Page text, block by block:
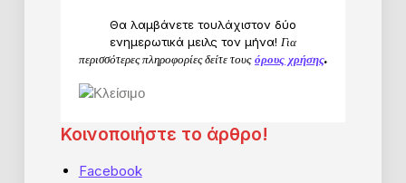
Θα λαμβάνετε τουλάχιστον δύο
ενημερωτικά μειλς τον μήνα! Για
περισσότερες πληροφορίες δείτε τους όρους χρήσης.
Κοινοποιήστε το άρθρο!
Facebook